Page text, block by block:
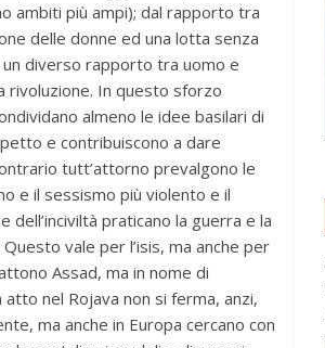
ambiti più ampi); dal rapporto tra
delle donne ed una lotta senza
un diverso rapporto tra uomo e
rivoluzione. In questo sforzo
almeno le idee basilari di
e contribuiscono a dare
tutt’attorno prevalgono le
e il sessismo più violento e il
praticano la guerra e la
vale per l’isis, ma anche per
Assad, ma in nome di
nel Rojava non si ferma, anzi,
ma anche in Europa cercano con